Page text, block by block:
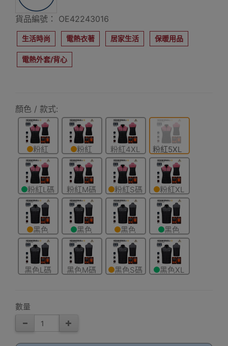
貨品編號： OE42243016
生活時尚 電熱衣著 居家生活 保暖用品
電熱外套/背心
顏色 / 款式:
粉紅
2XL碼
粉紅
3XL碼
粉紅4XL
碼
粉紅5XL
碼
粉紅L碼 粉紅M碼 粉紅S碼
粉紅XL
碼
黑色
2XL碼
黑色
3XL碼
黑色
4XL碼
黑色
5XL碼
黑色L碼 黑色M碼 黑色S碼
黑色XL
數量